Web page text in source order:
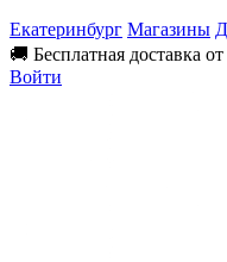
Екатеринбург Магазины
🚚 Бесплатная доставка
Войти